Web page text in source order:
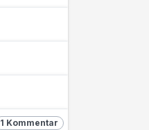
1 Kommentar